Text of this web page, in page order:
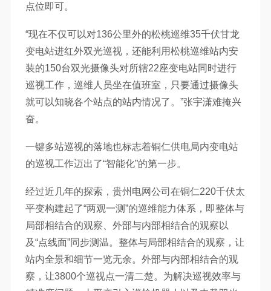
点位即可。
“现在不仅可以对136公里外的松桃巡维35千伏甘龙
变电站进红外双光巡视，还能利用松桃巡维站内安
装的150台双光摄像头对所辖22座变电站同时进行
巡视工作，巡维人员坐在值班室，只要通过摄像头
就可以知晓各个站点的站内情况了。”张宇潇难掩兴
奋。
一键多站巡视的落地也标志着铜仁供电局内变电站
的巡视工作迈出了“智能化”的第一步。
经过近几年的探索，贵州电网公司在铜仁220千伏太
平变构建起了“两观一测”的巡维能力体系，即整体与
局部相结合的观察、外部与内部相结合的观察以
及“点线面”同步测温。整体与局部相结合的观察，让
站内全景和细节一览无余。外部与内部相结合的观
察，让3800个巡视点一清二楚。为解决巡视效率与